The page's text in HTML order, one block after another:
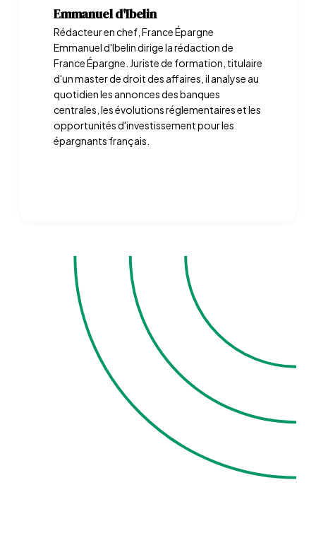
Emmanuel d'Ibelin
Rédacteur en chef, France Épargne
Emmanuel d'Ibelin dirige la rédaction de
France Épargne. Juriste de formation, titulaire
d'un master de droit des affaires, il analyse au
quotidien les annonces des banques
centrales, les évolutions réglementaires et les
opportunités d'investissement pour les
épargnants français.